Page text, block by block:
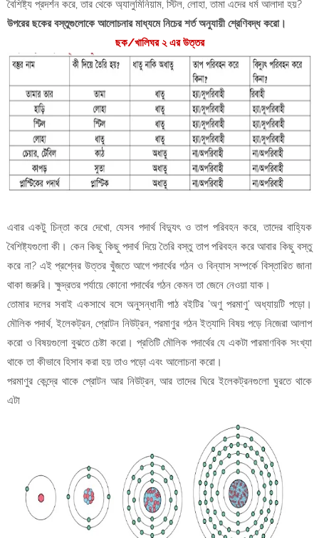
বৈশিষ্ট্য প্রদর্শন করে, তার থেকে অ্যালুমিনিয়াম, স্টিল, লোহা, তামা এদের ধর্ম আলাদা হয়?
উপরের ছকের বস্তুগুলোকে আলোচনার মাধ্যমে নিচের শর্ত অনুযায়ী শ্রেণিবদ্ধ করো।
ছক/খালিঘর ২ এর উত্তর
এবার একটু চিন্তা করে দেখো, যেসব পদার্থ বিদ্যুৎ ও তাপ পরিবহন করে, তাদের বাহ্যিক
বৈশিষ্ট্যগুলো কী। কেন কিছু কিছু পদার্থ দিয়ে তৈরি বস্তু তাপ পরিবহন করে আবার কিছু বস্তু
করে না? এই প্রশ্নের উত্তর খুঁজতে আগে পদার্থের গঠন ও বিন্যাস সম্পর্কে বিস্তারিত জানা
থাকা জরুরি। ক্ষুদ্রতর পর্যায়ে কোনো পদার্থের গঠন কেমন তা জেনে নেওয়া যাক।
তোমার দলের সবাই একসাথে বসে অনুসন্ধানী পাঠ বইটির 'অণু পরমাণু' অধ্যায়টি পড়ো।
মৌলিক পদার্থ, ইলেকট্রন, প্রোটন নিউট্রন, পরমাণুর গঠন ইত্যাদি বিষয় পড়ে নিজেরা আলাপ
করো ও বিষয়গুলো বুঝতে চেষ্টা করো। প্রতিটি মৌলিক পদার্থের যে একটা পারমাণবিক সংখ্যা
থাকে তা কীভাবে হিসাব করা হয় তাও পড়ো এবং আলোচনা করো।
পরমাণুর কেন্দ্রে থাকে প্রোটন আর নিউট্রন, আর তাদের ঘিরে ইলেকট্রনগুলো ঘুরতে থাকে
এটা